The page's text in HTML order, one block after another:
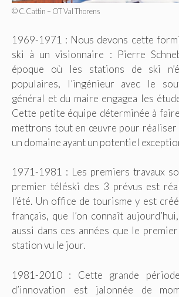
© C.Cattin – OT Val Thorens
1969-1971 : Nous devons cette
ski à un visionnaire : Pierre
époque où les stations de ski
populaires, l’ingénieur avec le
général et du maire engagea les
Cette petite équipe déterminée à
mettrons tout en œuvre pour réaliser
un domaine ayant un potentiel
1971-1981 : Les premiers travaux
premier téléski des 3 prévus est
l’été. Un office de tourisme y est
français, que l’on connaît
aussi dans ces années que le
station vu le jour.
1981-2010 : Cette grande
d’innovation est jalonnée de